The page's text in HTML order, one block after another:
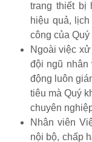
trang thiết bị
hiệu quả,
công của
Ngoài việc
đội ngũ nhân
động luôn
tiêu mà Quý
chuyên
Nhân viên
nội bộ, chấp